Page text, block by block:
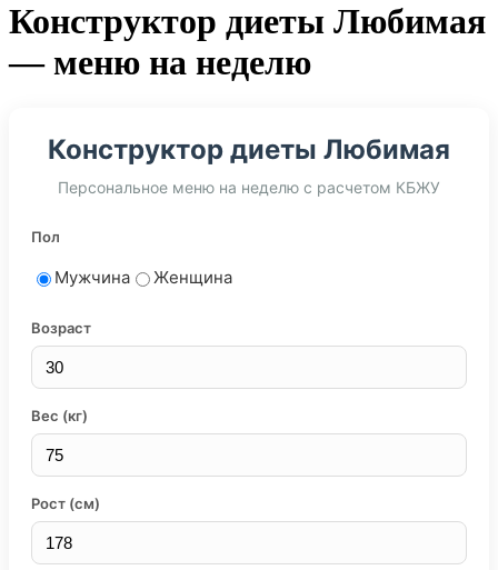
Конструктор диеты Любимая
— меню на неделю
Конструктор диеты Любимая
Персональное меню на неделю с расчетом КБЖУ
Пол
Мужчина Женщина
Возраст
Вес (кг)
Рост (см)